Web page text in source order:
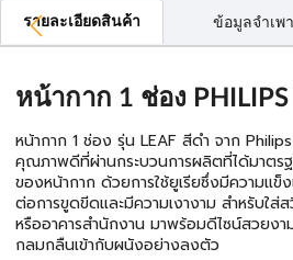
รายละเอียดสินค้า ข้อมูลจำเพ
หน้ากาก 1 ช่อง
หน้ากาก 1 ช่อง รุ่น LEAF สีดำ จาก
คุณภาพดีที่ผ่านกระบวนการผลิตที่ได้มาตร
ของหน้ากาก ด้วยการใช้ยูเรียซึ่งมีความแข็
ต่อการขูดขีดและมีความเงางาม สำหรับใส่
หรืออาคารสำนักงาน มาพร้อมดีไซน์สวยงา
กลมกลืนเข้ากับผนังอย่างลงตัว